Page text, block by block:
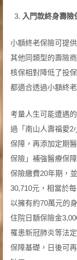
入門款終身壽
小額終老保險可提
其他同類型的壽險
核保相對降低了投
都適合透過小額終
考量人生可能遭遇
過「南山人壽福愛2
保障，再添加定期
保險」補強醫療保
保險繳費20年期，
30,710元，相當於
以擁有約70萬元的
住院日額保險金
罹患新冠肺炎等法
保障基礎，日後可